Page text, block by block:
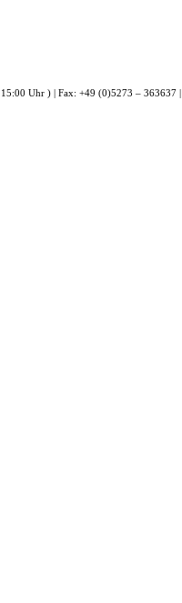
Uhr ) | Fax: +49 (0)5273 – 363637